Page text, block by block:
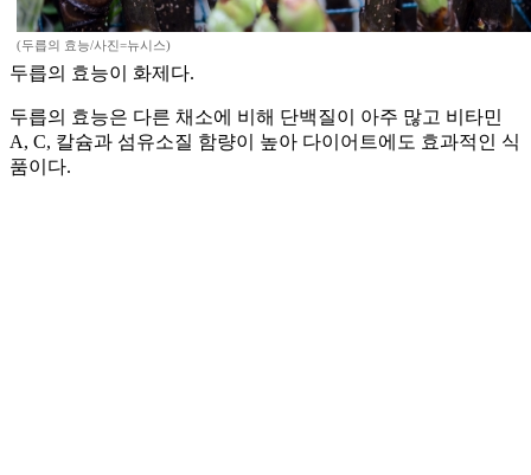
(두릅의 효능/사진=뉴시스)
두릅의 효능이 화제다.
두릅의 효능은 다른 채소에 비해 단백질이 아주 많고 비타민
A, C, 칼슘과 섬유소질 함량이 높아 다이어트에도 효과적인 식
품이다.